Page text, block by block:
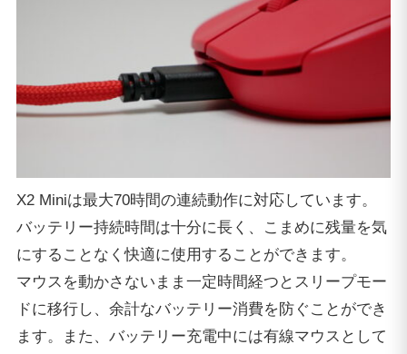
X2 Miniは最大70時間の連続動作に対応しています。
バッテリー持続時間は十分に長く、こまめに残量を気
にすることなく快適に使用することができます。
マウスを動かさないまま一定時間経つとスリープモー
ドに移行し、余計なバッテリー消費を防ぐことができ
ます。また、バッテリー充電中には有線マウスとして